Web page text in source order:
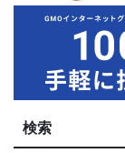
検索